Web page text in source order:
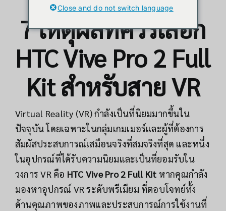
7 เหตุผลที่ควรเลือก
HTC Vive Pro 2 Full
Kit สำหรับสาย VR
Virtual Reality (VR) กำลังเป็นที่นิยมมากขึ้นใน
ปัจจุบัน โดยเฉพาะในกลุ่มเกมเมอร์และผู้ที่ต้องการ
สัมผัสประสบการณ์เสมือนจริงที่สมจริงที่สุด และหนึ่ง
ในอุปกรณ์ที่ได้รับความนิยมและเป็นที่ยอมรับใน
วงการ VR คือ HTC Vive Pro 2 Full Kit หากคุณกำลัง
มองหาอุปกรณ์ VR ระดับพรีเมียม ที่ตอบโจทย์ทั้ง
ด้านคุณภาพของภาพและประสบการณ์การใช้งานที่
Close and do not switch language